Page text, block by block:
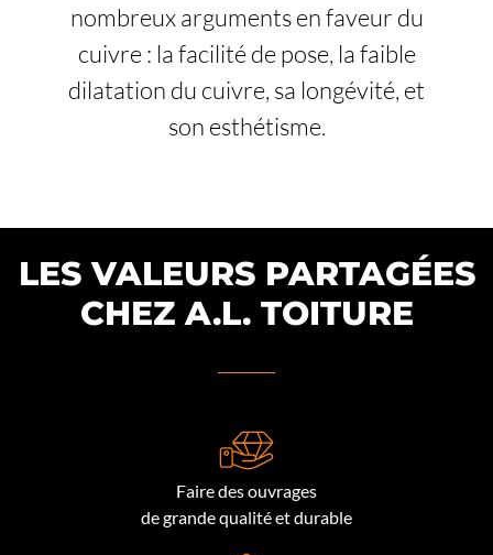
nombreux arguments en faveur du
cuivre : la facilité de pose, la faible
dilatation du cuivre, sa longévité, et
son esthétisme.
LES VALEURS PARTAGÉES
CHEZ A.L. TOITURE
Faire des ouvrages
de grande qualité et durable